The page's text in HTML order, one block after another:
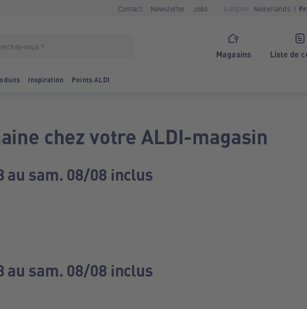
Contact Newsletter Jobs Langue: Nederlands
Magasins Liste de
Inspiration Points ALDI
chez votre ALDI-magasin
au sam. 08/08 inclus
au sam. 08/08 inclus